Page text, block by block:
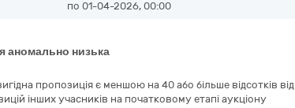
по 01-04-2026, 00:00
аномально низька
пропозиція є меншою на 40 або більше відсотків
інших учасників на початковому етапі аукціону